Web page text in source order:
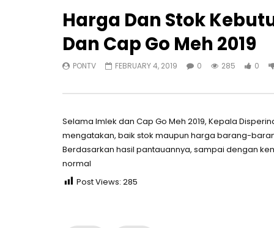
Harga Dan Stok
Dan Cap Go Meh 2019
PONTV FEBRUARY 4, 2019 0 285 0
Selama Imlek dan Cap Go Meh 2019, Kepala
mengatakan, baik stok maupun harga barang-
Berdasarkan hasil pantauannya, sampai dengan
normal
Post Views: 285